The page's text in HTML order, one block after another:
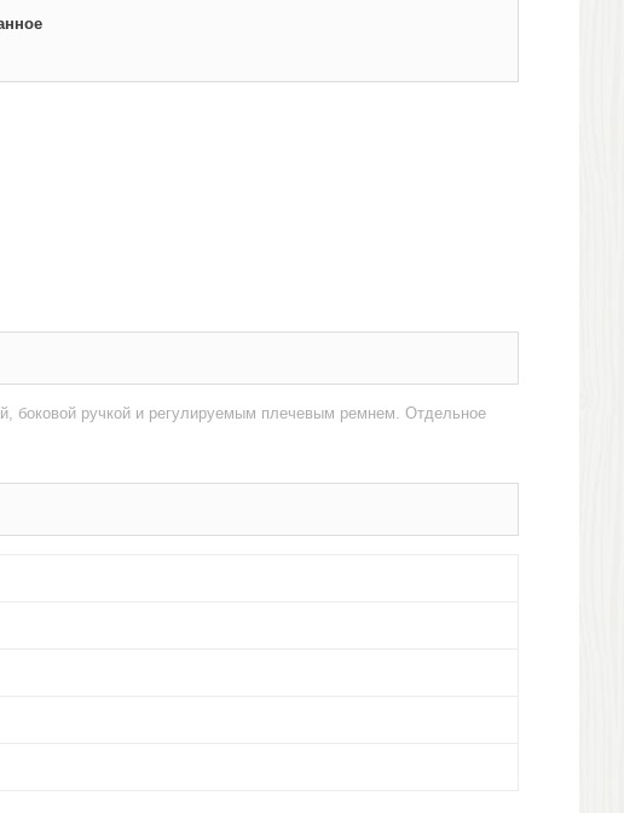
боковой ручкой и регулируемым плечевым ремнем. Отдельное